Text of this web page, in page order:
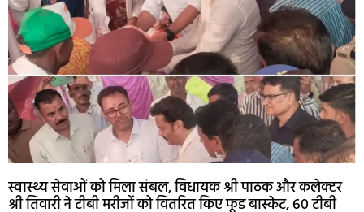
स्वास्थ्य सेवाओं को मिला संबल, विधायक श्री पाठक और कलेक्टर
श्री तिवारी ने टीबी मरीजों को वितरित किए फूड बास्केट, 60 टीबी